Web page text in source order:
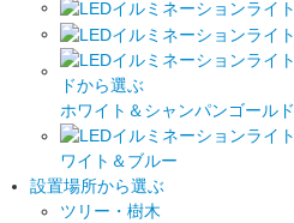
ホワイト＆シャンパンゴールド
ワイト＆ブルー
設置場所から選ぶ
ツリー・樹木